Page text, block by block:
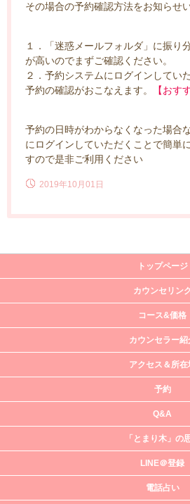
その場合の予約確認方法をお知らせ
１．「迷惑メールフォルダ」に振り
が高いのでまずご確認ください。
２．予約システムにログインしてい
予約の確認がおこなえます。
【おす
予約の日時がわからなくなった場合
にログインしていただくことで簡単
すので是非ご利用ください
2019年10月01日
トップページ
カウンセリン
コース&価格
カウンセラー紹
アクセス＆所在
予約
Q&A
「とまり木」の
LINE＠登録
電話占い